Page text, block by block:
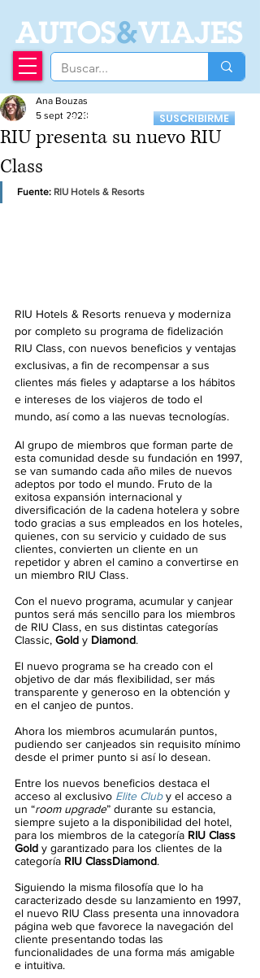
AUTOS&VIAJES
Recibí nuestro
Newsletter
SUSCRIBIRME
RIU presenta su nuevo RIU
Class
Ana Bouzas
5 sept 2023
Fuente: RIU Hotels & Resorts
RIU Hotels & Resorts renueva y moderniza
por completo su programa de fidelización
RIU Class, con nuevos beneficios y ventajas
exclusivas, a fin de recompensar a sus
clientes más fieles y adaptarse a los hábitos
e intereses de los viajeros de todo el
mundo, así como a las nuevas tecnologías.
Al grupo de miembros que forman parte de
esta comunidad desde su fundación en 1997,
se van sumando cada año miles de nuevos
adeptos por todo el mundo. Fruto de la
exitosa expansión internacional y
diversificación de la cadena hotelera y sobre
todo gracias a sus empleados en los hoteles,
quienes, con su servicio y cuidado de sus
clientes, convierten un cliente en un
repetidor y abren el camino a convertirse en
un miembro RIU Class.
Con el nuevo programa, acumular y canjear
puntos será más sencillo para los miembros
de RIU Class, en sus distintas categorías
Classic, Gold y Diamond.
El nuevo programa se ha creado con el
objetivo de dar más flexibilidad, ser más
transparente y generoso en la obtención y
en el canjeo de puntos.
Ahora los miembros acumularán puntos,
pudiendo ser canjeados sin requisito mínimo
desde el primer punto si así lo desean.
Entre los nuevos beneficios destaca el
acceso al exclusivo Elite Club y el acceso a
un “room upgrade” durante su estancia,
siempre sujeto a la disponibilidad del hotel,
para los miembros de la categoría RIU Class
Gold y garantizado para los clientes de la
categoría RIU ClassDiamond.
Siguiendo la misma filosofía que lo ha
caracterizado desde su lanzamiento en 1997,
el nuevo RIU Class presenta una innovadora
página web que favorece la navegación del
cliente presentando todas las
funcionalidades de una forma más amigable
e intuitiva.